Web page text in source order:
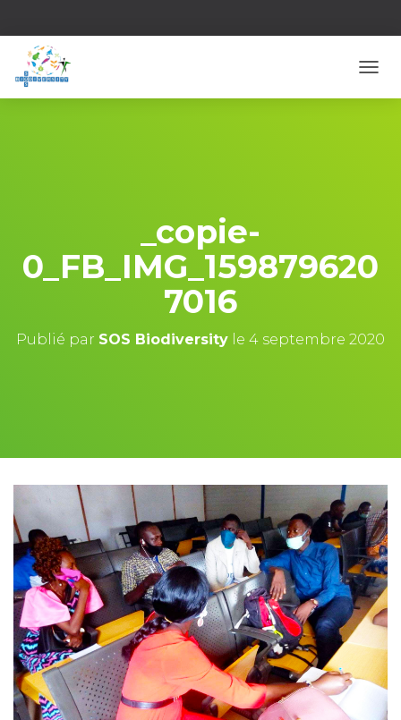
É
V
T
_copie-
0_FB_IMG_159879620
7016
Publié par SOS Biodiversity le 4 septembre 2020